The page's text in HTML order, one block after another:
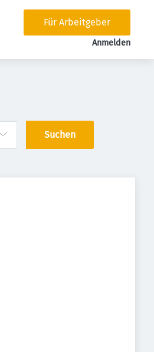
Für Arbeitgeber
Anmelden
Suchen